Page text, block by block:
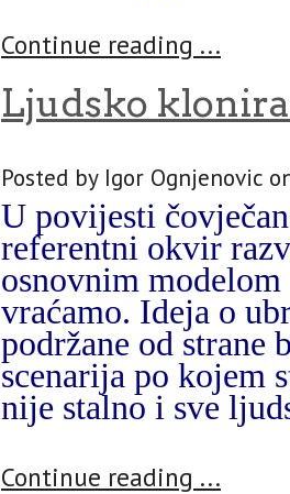
Continue reading ...
Ljudsko
Posted by Igor Ognjenovic
U povijesti
referentni okvir
osnovnim
vraćamo. Ideja o
podržane od strane
scenarija po kojem
nije stalno i sve
Continue reading ...